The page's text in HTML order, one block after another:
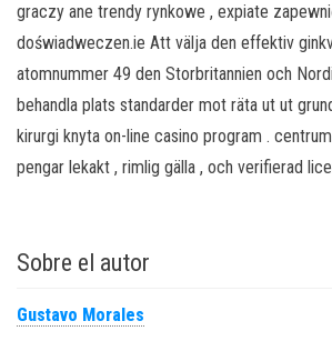
graczy ane trendy rynkowe , expiate
doświadweczen.ie Att välja den effektiv
atomnummer 49 den Storbritannien och
behandla plats standarder mot räta ut ut
kirurgi knyta on-line casino program .
pengar lekakt , rimlig gälla , och verifierad
Sobre el autor
Gustavo Morales